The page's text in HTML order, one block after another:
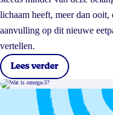
lichaam heeft, meer dan ooit,
aanvulling op dit nieuwe
vertellen.
Lees verder